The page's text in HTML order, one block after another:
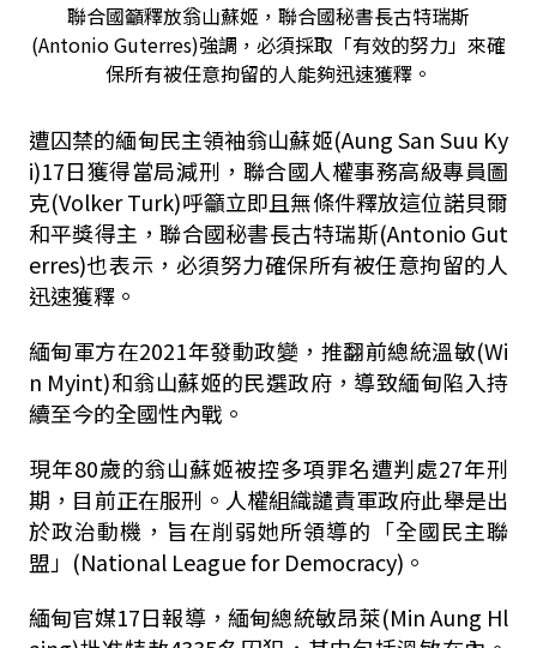
聯合國籲釋放翁山蘇姬，聯合國秘書長古特瑞斯
(Antonio Guterres)強調，必須採取「有效的努力」來確
保所有被任意拘留的人能夠迅速獲釋。
遭囚禁的緬甸民主領袖翁山蘇姬(Aung San Suu Ky
i)17日獲得當局減刑，聯合國人權事務高級專員圖
克(Volker Turk)呼籲立即且無條件釋放這位諾貝爾
和平獎得主，聯合國秘書長古特瑞斯(Antonio Gut
erres)也表示，必須努力確保所有被任意拘留的人
迅速獲釋。
緬甸軍方在2021年發動政變，推翻前總統溫敏(Wi
n Myint)和翁山蘇姬的民選政府，導致緬甸陷入持
續至今的全國性內戰。
現年80歲的翁山蘇姬被控多項罪名遭判處27年刑
期，目前正在服刑。人權組織譴責軍政府此舉是出
於政治動機，旨在削弱她所領導的「全國民主聯
盟」(National League for Democracy)。
緬甸官媒17日報導，緬甸總統敏昂萊(Min Aung Hl